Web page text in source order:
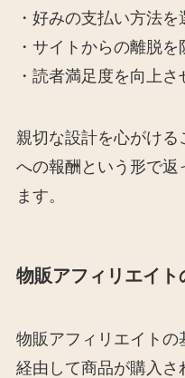
・好みの支払い方法を
・サイトからの離脱を
・読者満足度を向上さ
親切な設計を心がける
への報酬という形で
ます。
物販アフィリエイト
物販アフィリエイトの
経由して商品が購入